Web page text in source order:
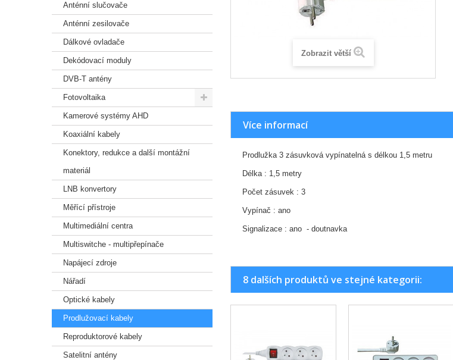
Anténní slučovače
Anténní zesilovače
Dálkové ovladače
Dekódovací moduly
DVB-T antény
Fotovoltaika
Kamerové systémy AHD
Koaxiální kabely
Konektory, redukce a další montážní
materiál
LNB konvertory
Měřící přístroje
Multimediální centra
Multiswitche - multipřepínače
Napájecí zdroje
Nářadí
Optické kabely
Prodlužovací kabely
Reproduktorové kabely
Satelitní antény
Zobrazit větší
Více informací
Prodlužka 3 zásuvková vypínatelná s délkou 1,5 metru
Délka : 1,5 metry
Počet zásuvek : 3
Vypínač : ano
Signalizace : ano - doutnavka
8 dalších produktů ve stejné kategorii: